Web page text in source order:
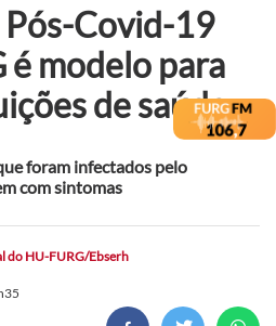
Covid-19
é modelo para
de saúde
foram infectados pelo
com sintomas
do HU-FURG/Ebserh